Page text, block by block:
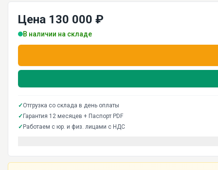
Цена 130 000 ₽
В наличии на складе
✓Отгрузка со склада в день оплаты
✓ Гарантия 12 месяцев + Паспорт PDF
✓ Работаем с юр. и физ. лицами с НДС